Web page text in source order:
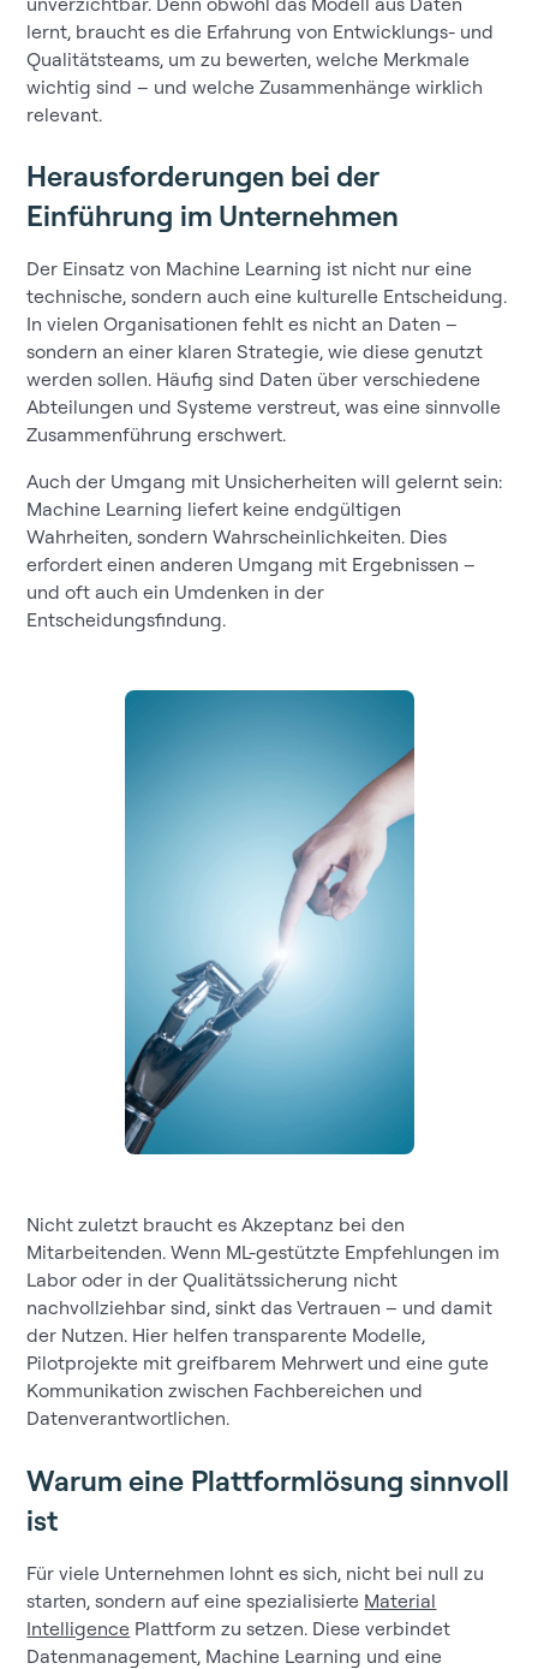
lernt, braucht es die Erfahrung von Entwicklungs- und
Qualitätsteams, um zu bewerten, welche Merkmale
wichtig sind – und welche Zusammenhänge wirklich
relevant.
Herausforderungen bei der
Einführung im Unternehmen
Der Einsatz von Machine Learning ist nicht nur eine
technische, sondern auch eine kulturelle Entscheidung.
In vielen Organisationen fehlt es nicht an Daten –
sondern an einer klaren Strategie, wie diese genutzt
werden sollen. Häufig sind Daten über verschiedene
Abteilungen und Systeme verstreut, was eine sinnvolle
Zusammenführung erschwert.
Auch der Umgang mit Unsicherheiten will gelernt sein:
Machine Learning liefert keine endgültigen
Wahrheiten, sondern Wahrscheinlichkeiten. Dies
erfordert einen anderen Umgang mit Ergebnissen –
und oft auch ein Umdenken in der
Entscheidungsfindung.
Nicht zuletzt braucht es Akzeptanz bei den
Mitarbeitenden. Wenn ML-gestützte Empfehlungen im
Labor oder in der Qualitätssicherung nicht
nachvollziehbar sind, sinkt das Vertrauen – und damit
der Nutzen. Hier helfen transparente Modelle,
Pilotprojekte mit greifbarem Mehrwert und eine gute
Kommunikation zwischen Fachbereichen und
Datenverantwortlichen.
Warum eine Plattformlösung sinnvoll
ist
Für viele Unternehmen lohnt es sich, nicht bei null zu
starten, sondern auf eine spezialisierte Material
Intelligence Plattform zu setzen. Diese verbindet
Datenmanagement, Machine Learning und eine